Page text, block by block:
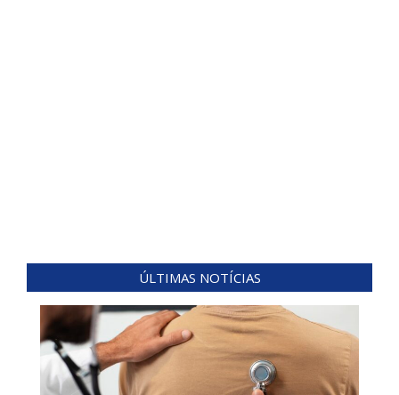
ÚLTIMAS NOTÍCIAS